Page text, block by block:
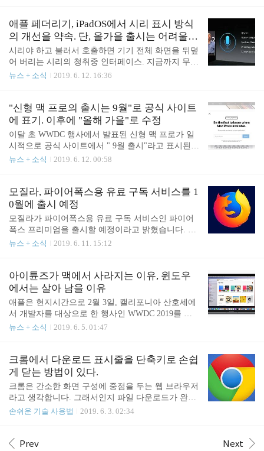
수도 있지만 안드로이드 게이머를 염두에 두고 프로
그램을 구성한 모습입니다. 녹스는 맥 OS에서도 쉬
운 설치가 가능하고 ..
공 이전의 이미지를 정밀하게 '복원'하기까지 할 수
있다고 합니다. 사람에 따라서는 어째서 그런 일을
하는 건가! 하고 통곡하고 싶어지는 무서운 기술입니
다. 이 기술을 발표한 것은 어도비의 연구 부문인 Ad
obe Research와 미국 대학 UC 버클리의 연구자 그룹
입니다. 포토샵으로 대표되는 이미지 편집 도구는 많
적인 편집과 가짜 뉴스 등 이미지의 진위 여부 확인
이 요구되는 사태도 일어..
애플 페더리기, iPadOS에서 시리 표시 방식
의 개선을 약속. 단, 올가을 출시는 어려울
것으로.
시리야 하고 불러서 호출하면 기기 전체 화면을 뒤덮
어 버리는 시리의 청취중 인터페이스. 지금까지 무엇
을 하고 있었는지 알 수 없게 되어 버리는 바람에 악
S 보다 뒤늦게 도입된 맥 OS 버전의 시리는 실행하면
화면의 구석에 조심스럽게 표시됩니다. 즉, 애플로서
도 전체 화면을 덮지 않는 것이 사용자에게 더 편리
하다라는 사실을 인식하고 있다고 추측됩니다. 포르
투갈의 애플 관련 정보 사이트인 아이 헬프 BR에 따
르면 이용자인 줄리아노 로시가 iPadOS도 맥 OS와
겠다고 SNS를 통해 요청했다고 합니다. 이에 대해 애
플의 소프트웨어 엔지니어링 담당 선임 부사..
뉴스 + 소식 2019. 6. 12. 16:36
"신형 맥 프로의 출시는 9월"로 공식 사이트
에 표기. 이후에 "올해 가을"로 수정
이달 초 WWDC 행사에서 발표된 신형 맥 프로가 일
시적으로 공식 사이트에서 " 9월 출시"라고 표시된
것으로 보도되고 있습니다. WWDC 2019 행사 자리
도 동일하게 표기되고 있음을 알 수 있습니다. 그러
나 미 현지 애플 관련 정보 사이트 9to5mac에 따르면
미 현지 시간으로 6월 10일 경 애플 공식 사이트 첫
화면에 "Coming September(9월 출시)"라는 문구가 적
혀 있었다고 합니다. 맥프로 부분에 있는 뉴스 통지
링크(Notify me)를 클릭하면 나타나는 팝업창 내에
샷이 게재되어 있습니다. 신형 맥 프로의 제품 페이
지에도 동일한 ..
뉴스 + 소식 2019. 6. 12. 00:58
모질라, 파이어폭스용 유료 구독 서비스를 1
0월에 출시 예정
모질라가 파이어폭스용 유료 구독 서비스인 파이어
폭스 프리미엄을 출시할 예정이라고 밝혔습니다. 이
내용은 모질라의 CEO인 크리스 비어드가 독일 미디
것 약 90%를 차지하고 있다고 합니다. 이 수익원을
다양화함으로써 비즈니스 위험을 방지하고 동시에
사용자의 깊은 관계를 구축하는 것이 목적으로 보입
니다. 단, 구독 서비스가 10월에 출시한다는 내용은
밝혔지만 그 내용에 대해서는 구체적으로 밝히지 않
았습니다. VPN 및 클라우드 스토리지의 가능성이 시
기능을 포함하는 하나의 구독 서비스가 나오는지 혹
은 각 기능이 별도의 서비스로 나을 것인지에 대해서
도 아직은..
뉴스 + 소식 2019. 6. 11. 15:12
아이튠즈가 맥에서 사라지는 이유, 윈도우
에서는 살아 남을 이유
애플은 현지시간으로 2월 3일, 캘리포니아 산호세에
서 개발자를 대상으로 한 행사인 WWDC 2019를 개
최했습니다. 기조 연설에서는 아이폰과 아이패드 작
이루어졌습니다. 본래의 개발자 대상 행사라는 측면
에서 보면 맥 프로가 오랜만에 업데이트 되었고 6K
해상도와 HDR을 지원하는 고화질 디스플레이인 “프
로 디스플레이 XDR”, 애플용 각종 플랫폼 및 사용자
인터페이스 설계를 쉽게 할 수 있는 “스위프트 UI”
등이 단연 기조연설에 화제 거리였지만, 아이튠즈가
을 겁니다. 아시다시피 아이튠즈는 아이폰, 아이 패
드 및 아이팟의 데이터를 동기화는 프로그램으로..
뉴스 + 소식 2019. 6. 5. 01:47
크롬에서 다운로드 표시줄을 단축키로 손쉽
게 닫는 방법이 있다.
크롬은 간소한 화면 구성에 중점을 두는 웹 브라우저
라고 생각합니다. 그래서인지 파일 다운로드가 완료
되면 화면 아래쪽에 표시되는 다운로드 표시줄이 어
나서 더이상 필요치 않은데도 직접 클릭해서 닫아주
손쉬운 기술 사용법 2019. 6. 3. 02:34
Prev Next